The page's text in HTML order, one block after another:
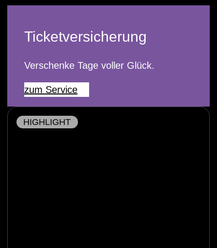
Ticketversicherung
Verschenke Tage voller Glück.
zum Service
HIGHLIGHT